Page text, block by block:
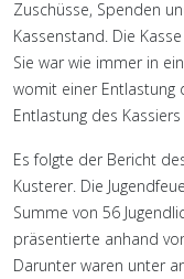
Zuschüsse, Spenden
Kassenstand. Die
Sie war wie immer in
womit einer Entlastung
Entlastung des
Es folgte der Bericht
Kusterer. Die
Summe von 56
präsentierte anhand
Darunter waren unter